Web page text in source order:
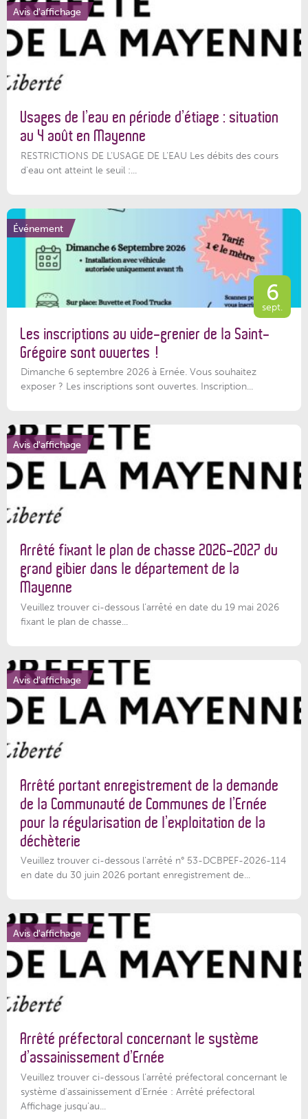
Avis d'affichage
Usages de l’eau en période d’étiage : situation
au 4 août en Mayenne
RESTRICTIONS DE L’USAGE DE L’EAU Les débits des cours
d'eau ont atteint le seuil :...
Événement
6
sept.
Les inscriptions au vide-grenier de la Saint-
Grégoire sont ouvertes !
Dimanche 6 septembre 2026 à Ernée. Vous souhaitez
exposer ? Les inscriptions sont ouvertes. Inscription...
Avis d'affichage
Arrêté fixant le plan de chasse 2026-2027 du
grand gibier dans le département de la
Mayenne
Veuillez trouver ci-dessous l’arrêté en date du 19 mai 2026
fixant le plan de chasse...
Avis d'affichage
Arrêté portant enregistrement de la demande
de la Communauté de Communes de l’Ernée
pour la régularisation de l’exploitation de la
déchèterie
Veuillez trouver ci-dessous l'arrêté n° 53-DCBPEF-2026-114
en date du 30 juin 2026 portant enregistrement de...
Avis d'affichage
Arrêté préfectoral concernant le système
d’assainissement d’Ernée
Veuillez trouver ci-dessous l’arrêté préfectoral concernant le
système d'assainissement d'Ernée : Arrêté préfectoral
Affichage jusqu'au...